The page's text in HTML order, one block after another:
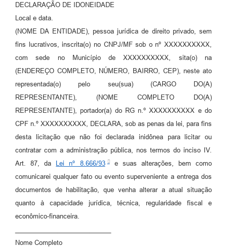
DECLARAÇÃO DE IDONEIDADE
Local e data.
(NOME DA ENTIDADE), pessoa jurídica de direito privado, sem
fins lucrativos, inscrita(o) no CNPJ/MF sob o nº XXXXXXXXXX,
com sede no Município de XXXXXXXXXX, sita(o) na
(ENDEREÇO COMPLETO, NÚMERO, BAIRRO, CEP), neste ato
representada(o) pelo seu(sua) (CARGO DO(A)
REPRESENTANTE), (NOME COMPLETO DO(A)
REPRESENTANTE), portador(a) do RG n.º XXXXXXXXXX e do
CPF n.º XXXXXXXXXX, DECLARA, sob as penas da lei, para fins
desta licitação que não foi declarada inidônea para licitar ou
contratar com a administração pública, nos termos do inciso IV.
Art. 87, da
Lei nº 8.666/93 e suas alterações, bem como
comunicarei qualquer fato ou evento superveniente a entrega dos
documentos de habilitação, que venha alterar a atual situação
quanto à capacidade jurídica, técnica, regularidade fiscal e
econômico-financeira.
Nome Completo